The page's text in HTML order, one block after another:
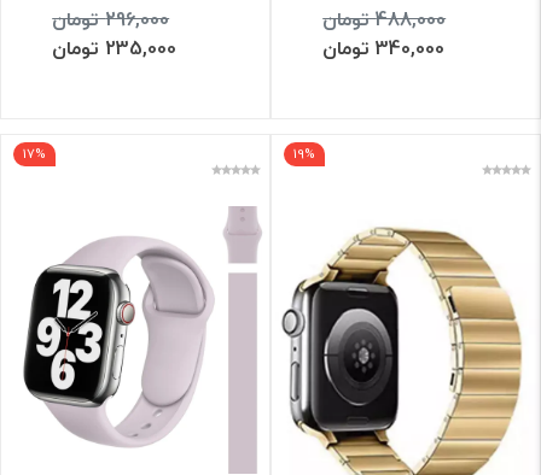
488,000 تومان
340,000 تومان
296,000 تومان
235,000 تومان
19%
17%